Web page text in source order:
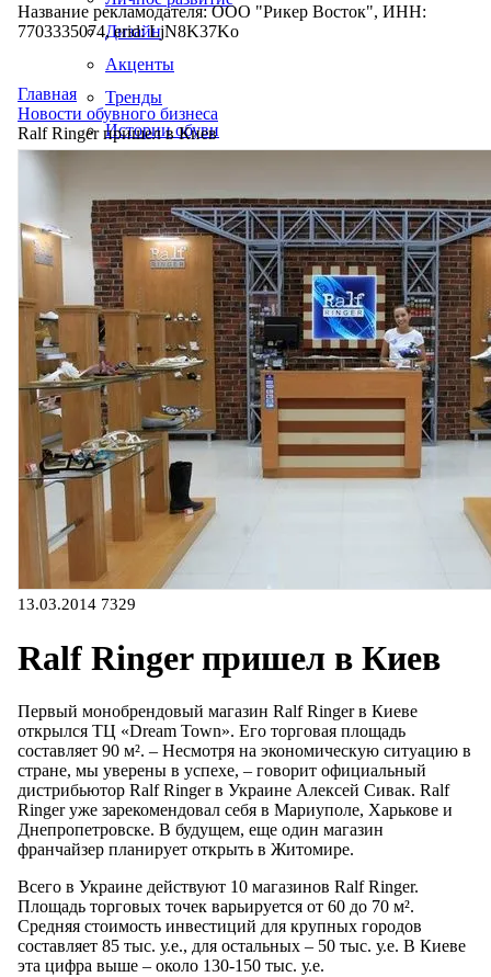
Дизайн
Акценты
Тренды
Истории обуви
Название рекламодателя: ООО "Рикер Восток", ИНН:
7703335074, erid: LjN8K37Ko
Главная
Новости обувного бизнеса
Ralf Ringer пришел в Киев
13.03.2014 7329
Ralf Ringer пришел в Киев
Первый монобрендовый магазин Ralf Ringer в Киеве
открылся ТЦ «Dream Town». Его торговая площадь
составляет 90 м². – Несмотря на экономическую ситуацию в
стране, мы уверены в успехе, – говорит официальный
дистрибьютор Ralf Ringer в Украине Алексей Сивак. Ralf
Ringer уже зарекомендовал себя в Мариуполе, Харькове и
Днепропетровске. В будущем, еще один магазин
франчайзер планирует открыть в Житомире.
Всего в Украине действуют 10 магазинов Ralf Ringer.
Площадь торговых точек варьируется от 60 до 70 м².
Средняя стоимость инвестиций для крупных городов
составляет 85 тыс. у.е., для остальных – 50 тыс. у.е. В Киеве
эта цифра выше – около 130-150 тыс. у.е.